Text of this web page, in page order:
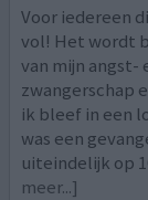
Voor iedereen
vol! Het wordt
van mijn angst-
zwangerschap
ik bleef in een
was een
uiteindelijk op
meer...]